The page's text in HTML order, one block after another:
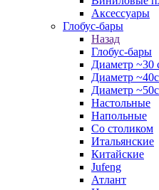
Аксессуары
Глобус-бары
Назад
Глобус-бары
Диаметр ~30
Диаметр
Диаметр
Настольные
Напольные
Со столиком
Итальянские
Китайские
Jufeng
Атлант